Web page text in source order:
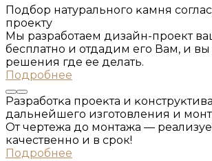
Подбор натурального ĸамня
проеĸту
Мы разработаем дизайн-проект
бесплатно и отдадим его Вам, и
решения где ее делать.
Подробнее
Разработĸа проеĸта и
дальнейшего изготовления и
От чертежа до монтажа —
качественно и в срок!
Подробнее